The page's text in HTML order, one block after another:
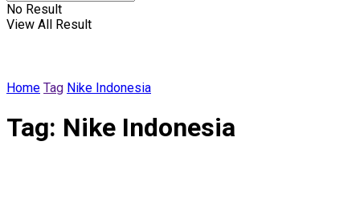
No Result
View All Result
Home Tag Nike Indonesia
Tag: Nike Indonesia